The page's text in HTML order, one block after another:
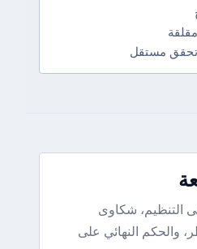
تحقق مستقل
التنظيم، شكاوى
والحكم النهائي على